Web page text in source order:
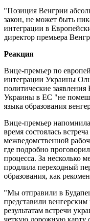
"Позиция Венгрии
закон, не может быть
интеграции в
директор премьера
Реакция
Вице-премьер по
интеграции Украины
политические
Украины в ЕС "не
языка образования
Вице-премьер
время состоялась
межведомственной
где подробно
процесса. За несколько
продлила переходный
образования, как
"Мы отправили в
представили
результатам встречи
четкую дорожную карту